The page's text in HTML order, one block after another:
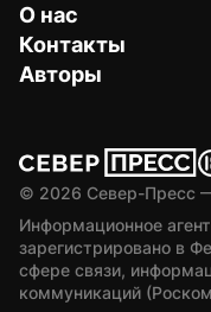
О нас
Контакты
Авторы
© 2026 Север-Пресс
Информационное
зарегистрировано в
сфере связи,
коммуникаций